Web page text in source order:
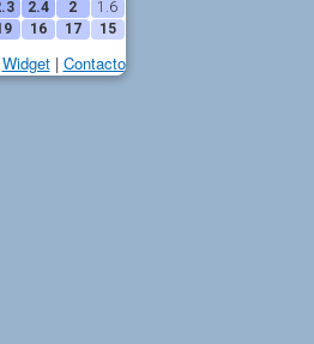
2.4 2 1.6
16 17 15
Widget| Contacto